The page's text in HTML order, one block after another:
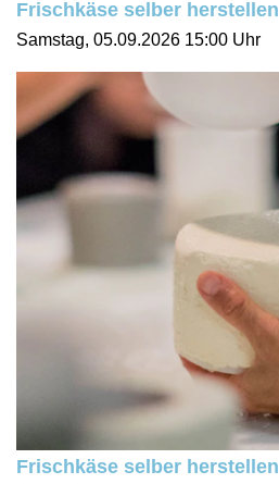
Frischkäse selber herstellen
Samstag, 05.09.2026 15:00 Uhr
Frischkäse selber herstellen